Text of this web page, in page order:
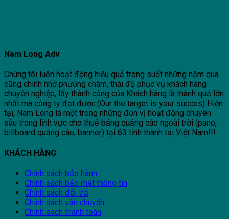
Nam Long Adv
Chúng tôi luôn hoạt động hiệu quả trong suốt những năm qua
cũng chính nhờ phương châm, thái độ phục vụ khách hàng
chuyên nghiệp, lấy thành công của Khách hàng là thành quả lớn
nhất mà công ty đạt được.(Our the target is your succes) Hiện
tại, Nam Long là một trong những đơn vị hoạt động chuyên
sâu trong lĩnh vực cho thuê bảng quảng cáo ngoài trời (pano,
billboard quảng cáo, banner) tại 63 tỉnh thành tại Việt Nam!!!
KHÁCH HÀNG
Chính sách bảo hành
Chính sách bảo mật thông tin
Chính sách đổi trả
Chính sách vận chuyển
Chính sách thanh toán